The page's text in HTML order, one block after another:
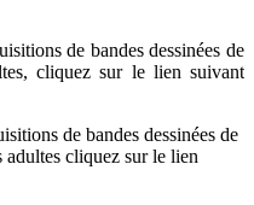
de bandes dessinées de
cliquez sur le lien suivant
de bandes dessinées de
adultes cliquez sur le lien